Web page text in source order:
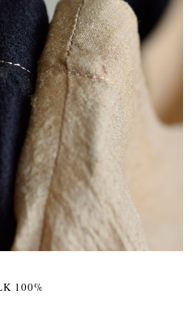
100%